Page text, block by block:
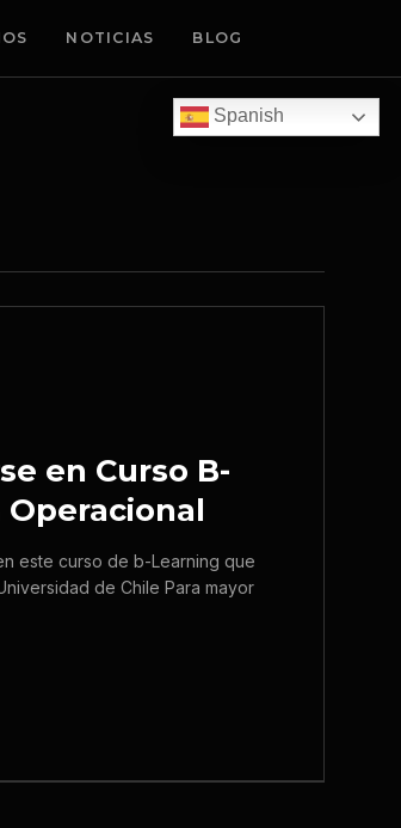
NOTICIAS BLOG
en Curso B-
este curso de b-Learning que
de Chile Para mayor
Spanish